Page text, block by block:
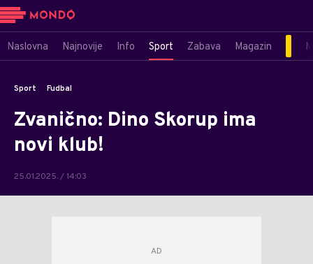
Naslovna Najnovije Info Sport Zabava Magazin
Sport Fudbal
Zvanično: Dino Skorup ima
novi klub!
25.01.2025. / 14:03